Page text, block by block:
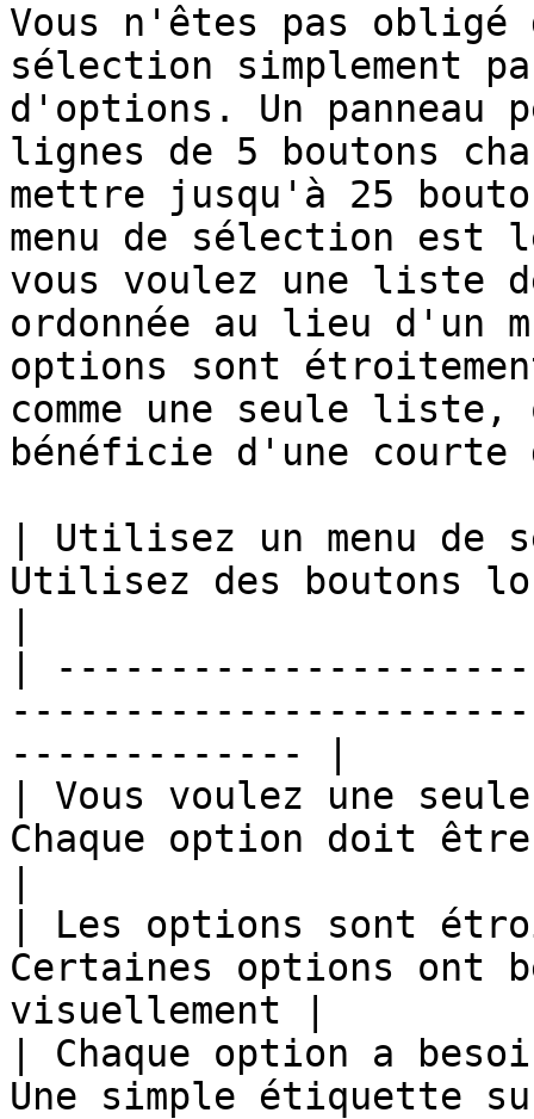
Vous n'êtes pas obligé
sélection simplement
d'options. Un panneau
lignes de 5 boutons
mettre jusqu'à 25
menu de sélection est
vous voulez une liste
ordonnée au lieu d'un
options sont
comme une seule liste,
bénéficie d'une courte
| Utilisez un menu
Utilisez des boutons
|
------------- |
| Vous voulez une
Chaque option doit
| Les options sont
Certaines options ont
visuellement |
| Chaque option a
Une simple étiquette